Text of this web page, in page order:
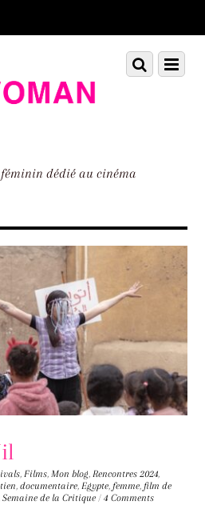
dédié au cinéma
Menu
Scroll
down
, Films, Mon blog, Rencontres 2024,
,documentaire, Egypte, femme, film de
,Semaine de la Critique / 4 Comments